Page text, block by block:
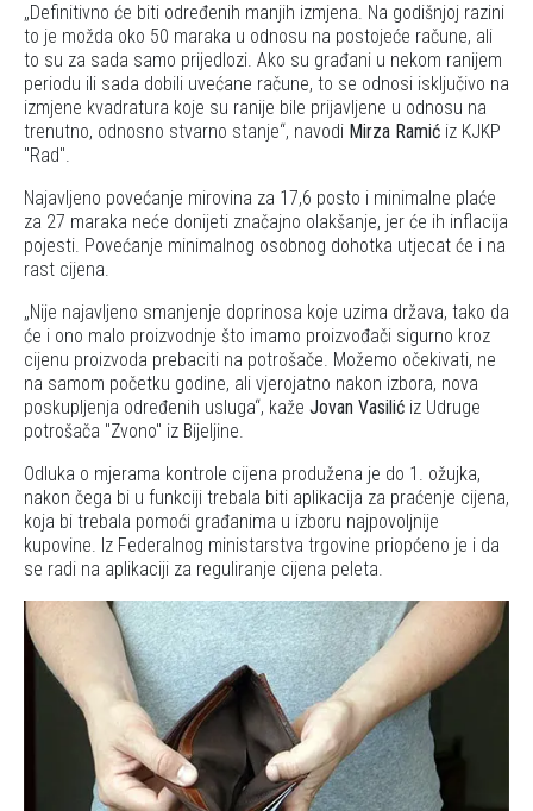
Definitivno će biti određenih manjih izmjena. Na godišnjoj razini
to je možda oko 50 maraka u odnosu na postojeće račune, ali
to su za sada samo prijedlozi. Ako su građani u nekom ranijem
periodu ili sada dobili uvećane račune, to se odnosi isključivo na
izmjene kvadratura koje su ranije bile prijavljene u odnosu na
trenutno, odnosno stvarno stanje , navodi Mirza Ramić iz KJKP
"Rad".
Najavljeno povećanje mirovina za 17,6 posto i minimalne plaće
za 27 maraka neće donijeti značajno olakšanje, jer će ih inflacija
pojesti. Povećanje minimalnog osobnog dohotka utjecat će i na
rast cijena.
Nije najavljeno smanjenje doprinosa koje uzima država, tako da
će i ono malo proizvodnje što imamo proizvođači sigurno kroz
cijenu proizvoda prebaciti na potrošače. Možemo očekivati, ne
na samom početku godine, ali vjerojatno nakon izbora, nova
poskupljenja određenih usluga , kaže Jovan Vasilić iz Udruge
potrošača "Zvono" iz Bijeljine.
Odluka o mjerama kontrole cijena produžena je do 1. ožujka,
nakon čega bi u funkciji trebala biti aplikacija za praćenje cijena,
koja bi trebala pomoći građanima u izboru najpovoljnije
kupovine. Iz Federalnog ministarstva trgovine priopćeno je i da
se radi na aplikaciji za reguliranje cijena peleta.